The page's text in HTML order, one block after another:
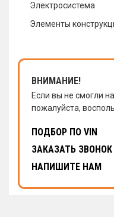
Электросистема
Элементы
ВНИМАНИЕ!
Если вы не смогли
пожалуйста,
ПОДБОР ПО VIN
ЗАКАЗАТЬ ЗВОНОК
НАПИШИТЕ НАМ